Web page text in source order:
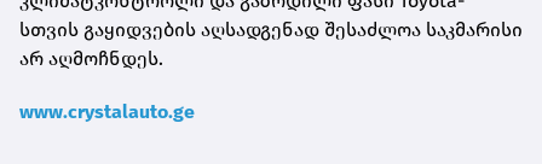
სთვის გაყიდვების აღსადგენად შესაძლოა საკმარისი
არ აღმოჩნდეს.
www.crystalauto.ge